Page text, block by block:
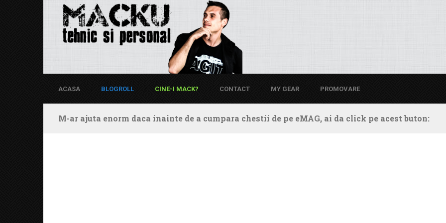
ACASA BLOGROLL CINE-I MACK? CONTACT MY GEAR PROMOVARE
M-ar ajuta enorm daca inainte de a cumpara chestii de pe eMAG, ai da click pe acest buton: